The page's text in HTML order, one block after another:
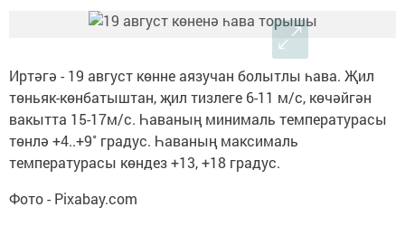
Иртәгә - 19 август көнне аязучан болытлы һава. Җил
төньяк-көнбатыштан, җил тизлеге 6-11 м/с, көчәйгән
вакытта 15-17м/с. Һаваның минималь температурасы
төнлә +4..+9˚ градус. Һаваның максималь
температурасы көндез +13, +18 градус.
Фото - Pixabay.com